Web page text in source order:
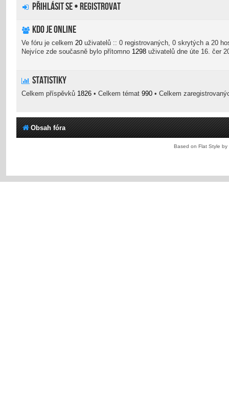
Přihlásit se•Registrovat
Kdo je online
Ve fóru je celkem 20 uživatelů :: 0 registrovaných, 0 skrytých a 20
Nejvíce zde současně bylo přítomno 1298 uživatelů dne úte 16. čer
Statistiky
Celkem příspěvků 1826 • Celkem témat 990 • Celkem
Obsah fóra
Based on Flat Style by